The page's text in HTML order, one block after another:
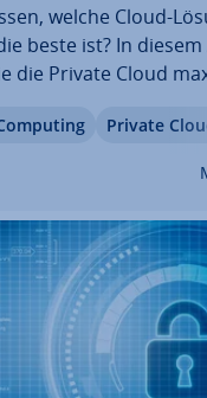
welche Cloud-
beste ist? In
die Private Cloud
ihrer Fle­xi­bi­li­tät und
Private